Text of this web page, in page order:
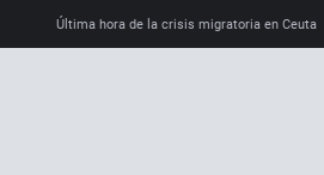
Última hora de la crisis migratoria en Ceuta